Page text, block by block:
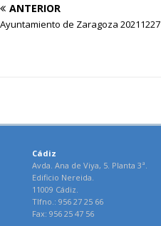
ANTERIOR
Ayuntamiento de Zaragoza 20211227
Cádiz
Avda. Ana de Viya, 5. Planta 3ª.
Edificio Nereida.
11009 Cádiz.
Tlfno.: 956 27 25 66
Fax: 956 25 47 56